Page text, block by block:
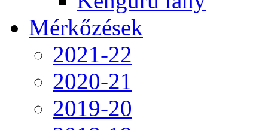
Mérkőzések
2021-22
2020-21
2019-20